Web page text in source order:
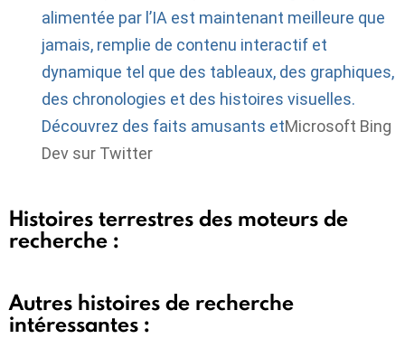
alimentée par l’IA est maintenant meilleure que
jamais, remplie de contenu interactif et
dynamique tel que des tableaux, des graphiques,
des chronologies et des histoires visuelles.
Découvrez des faits amusants etMicrosoft Bing
Dev sur Twitter
Histoires terrestres des moteurs de
recherche :
Autres histoires de recherche
intéressantes :